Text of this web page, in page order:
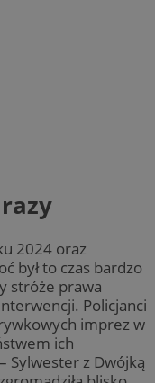
2024 oraz
był to czas bardzo
stróże prawa
Policjanci
imprez w
ich
Sylwester z Dwójką